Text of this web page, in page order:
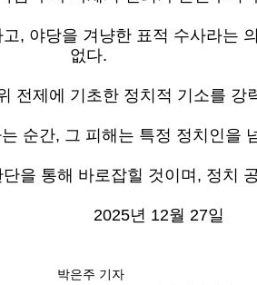
, 야당을 겨냥한 표적 수사라는
없다.
전제에 기초한 정치적 기소를 강
순간, 그 피해는 특정 정치인을
을 통해 바로잡힐 것이며, 정치
년 12월 27일
박은주 기자